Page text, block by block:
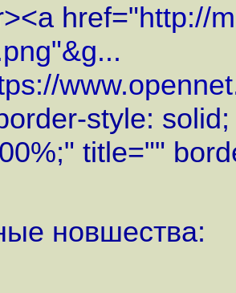
href="http://
style:
title=""
новшества: